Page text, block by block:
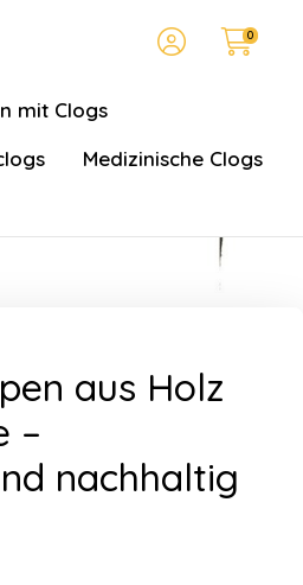
0
mit Clogs
Medizinische Clogs
aus Holz
–
nachhaltig